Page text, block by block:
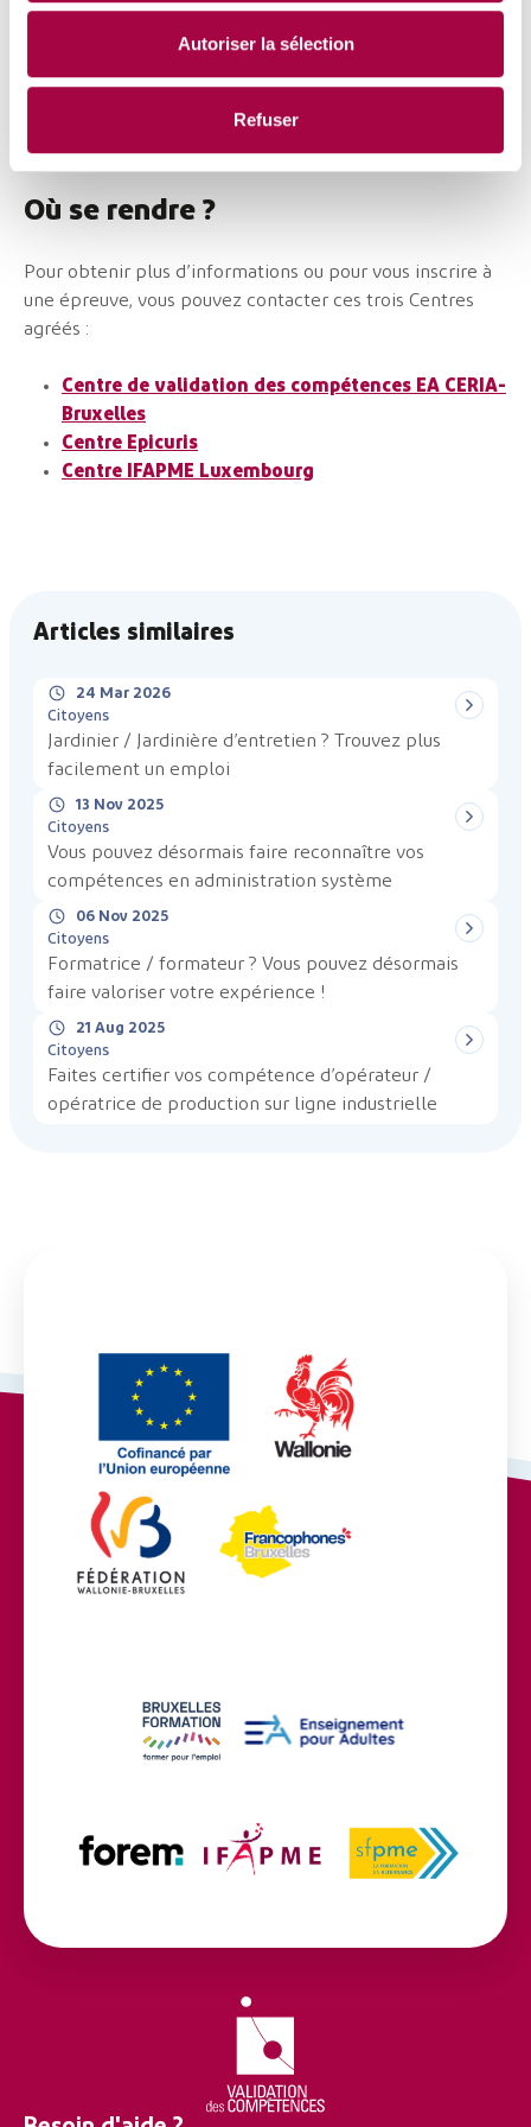
Autoriser la sélection
Refuser
plus de m’avoir donné l’opportunité d’améliorer mon
intégration en tant que personne étrangère, j’ai trouvé
ma reprise en formation. »
Où se rendre ?
Pour obtenir plus d’informations ou pour vous inscrire à
une épreuve, vous pouvez contacter ces trois Centres
agréés :
Centre de validation des compétences EA CERIA-
Bruxelles
Centre Epicuris
Centre IFAPME Luxembourg
Articles similaires
24 Mar 2026
Citoyens
Jardinier / Jardinière d’entretien ? Trouvez plus
facilement un emploi
13 Nov 2025
Citoyens
Vous pouvez désormais faire reconnaître vos
compétences en administration système
06 Nov 2025
Citoyens
Formatrice / formateur ? Vous pouvez désormais
faire valoriser votre expérience !
21 Aug 2025
Citoyens
Faites certifier vos compétence d’opérateur /
opératrice de production sur ligne industrielle